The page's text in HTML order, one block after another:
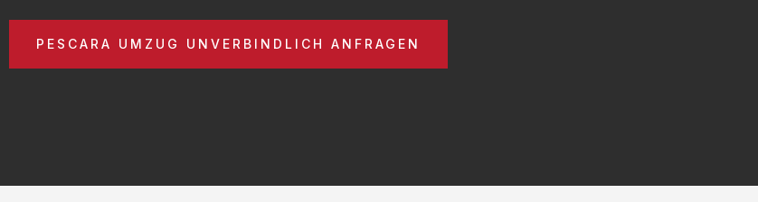
PESCARA UMZUG UNVERBINDLICH ANFRAGEN